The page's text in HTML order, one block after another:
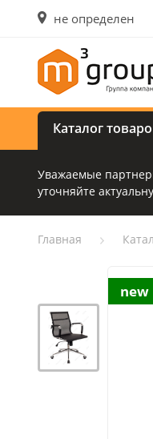
не определен
Каталог
Уважаемые
уточняйте
Главная
new